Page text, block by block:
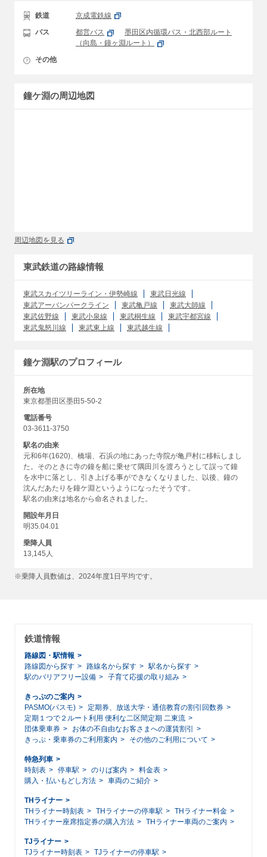
鉄道 京成電鉄線
バス 都営バス
墨田区内循環バス・北西部ルート
（向島・鐘ヶ淵ルート）
その他
鐘ケ淵の周辺地図
周辺地図を見る
東武鉄道の路線情報
東武スカイツリーライン・伊勢崎線
東武日光線
東武アーバンパークライン
東武亀戸線
東武大師線
東武佐野線
東武小泉線 東武桐生線
東武宇都宮線
東武鬼怒川線
東武東上線 東武越生線
鐘ケ淵駅のプロフィール
所在地
東京都墨田区墨田5-50-2
電話番号
03-3611-3750
駅名の由来
元和6年(1620)、橋場、石浜の地にあった寺院が亀戸村に移転しまし
た。そのときに寺の鐘を船に乗せて隅田川を渡ろうとして誤って鐘
を水中に落とし、引き上げる事ができなくなりました、以後、鐘の
沈んだあたりを鐘ケ淵というようになったそうです。
駅名の由来は地名から命名されました。
開設年月日
明35.04.01
乗降人員
13,145人
※乗降人員数値は、2024年度1日平均です。
鉄道情報
路線図・駅情報
路線図から探す
路線名から探す
駅名から探す
駅のバリアフリー設備
子育て応援の取り組み
きっぷのご案内
PASMO(パスモ)
定期券、放送大学・通信教育の割引回数券
定期１つで２ルート利用 便利な二区間定期 二東流
団体乗車券
お体の不自由なお客さまへの運賃割引
きっぷ・乗車券のご利用案内
その他のご利用について
特急列車
時刻表
停車駅 のりば案内
料金表
購入・払いもどし方法
車両のご紹介
THライナー
THライナー時刻表
THライナーの停車駅
THライナー料金
THライナー座席指定券の購入方法
THライナー車両のご案内
TJライナー
TJライナー時刻表
TJライナーの停車駅